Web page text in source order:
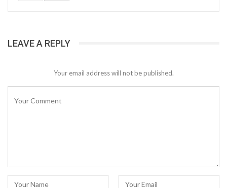
LEAVE A REPLY
Your email address will not be published.